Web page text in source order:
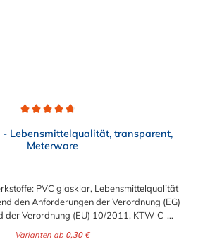
- Lebensmittelqualität, transparent,
Meterware
den Anforderungen der Verordnung (EG)
der Verordnung (EU) 10/2011, KTW-C-
von Flüssigkeiten und Gasen wie
Varianten ab 0,30 €